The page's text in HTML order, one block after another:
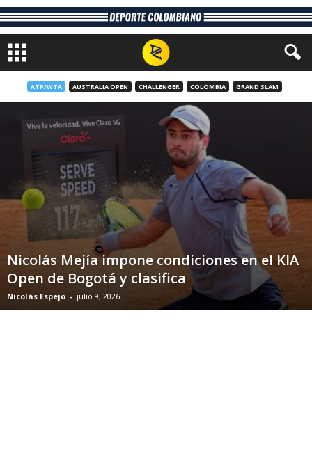
ATP/WTA AUSTRALIA OPEN CHALLENGER COLOMBIA GRAND SLAM
Nicolás Mejía impone condiciones en el KIA
Open de Bogotá y clasifica
Nicolás Espejo - julio 9, 2026